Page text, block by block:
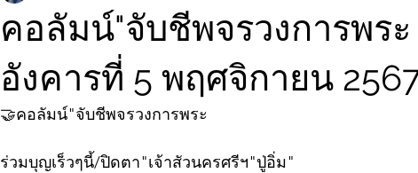
คอลัมน์"จับชีพจรวงการพร
อังคารที่ 5 พฤศจิกายน
🤝คอลัมน์"จับชีพจรวงการพระ
ร่วมบุญเร็วๆนี้/ปิดตา"เจ้าสัวนครศรีฯ"ปู่อิ่ม"